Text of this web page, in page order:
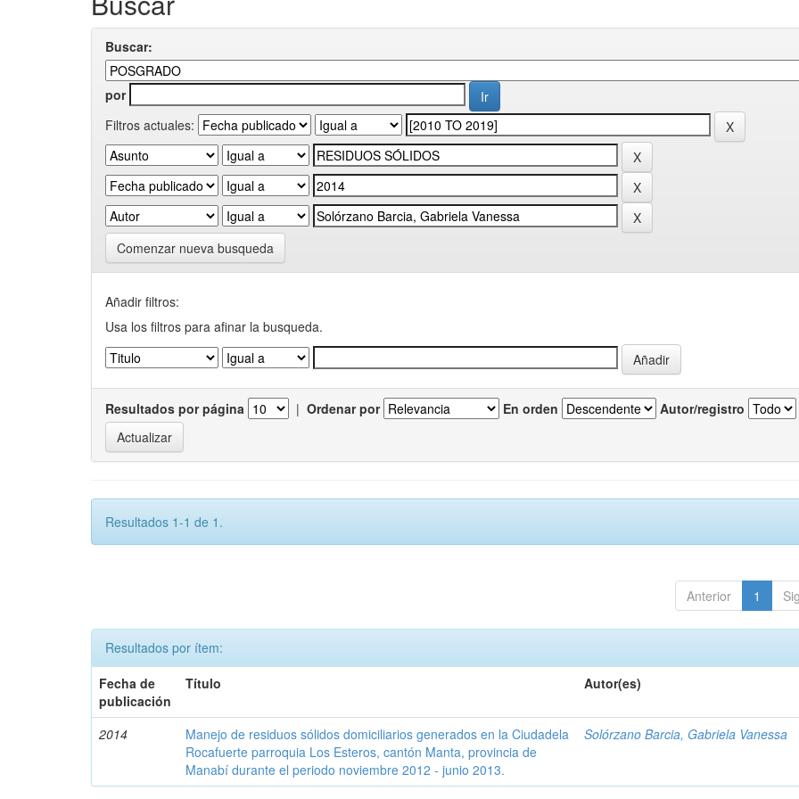
Buscar:
por
Filtros actuales:
Comenzar nueva busqueda
Añadir filtros:
Usa los filtros para afinar la busqueda.
Resultados por página | Ordenar por En orden Autor/registro
Resultados 1-1 de 1.
Anterior 1
Resultados por ítem:
Fecha de
publicación
Título Autor(es)
2014
Manejo de residuos sólidos domiciliarios generados en la Ciudadela
Rocafuerte parroquia Los Esteros, cantón Manta, provincia de
Manabí durante el periodo noviembre 2012 - junio 2013.
Solórzano Barcia, Gabriela Vanessa